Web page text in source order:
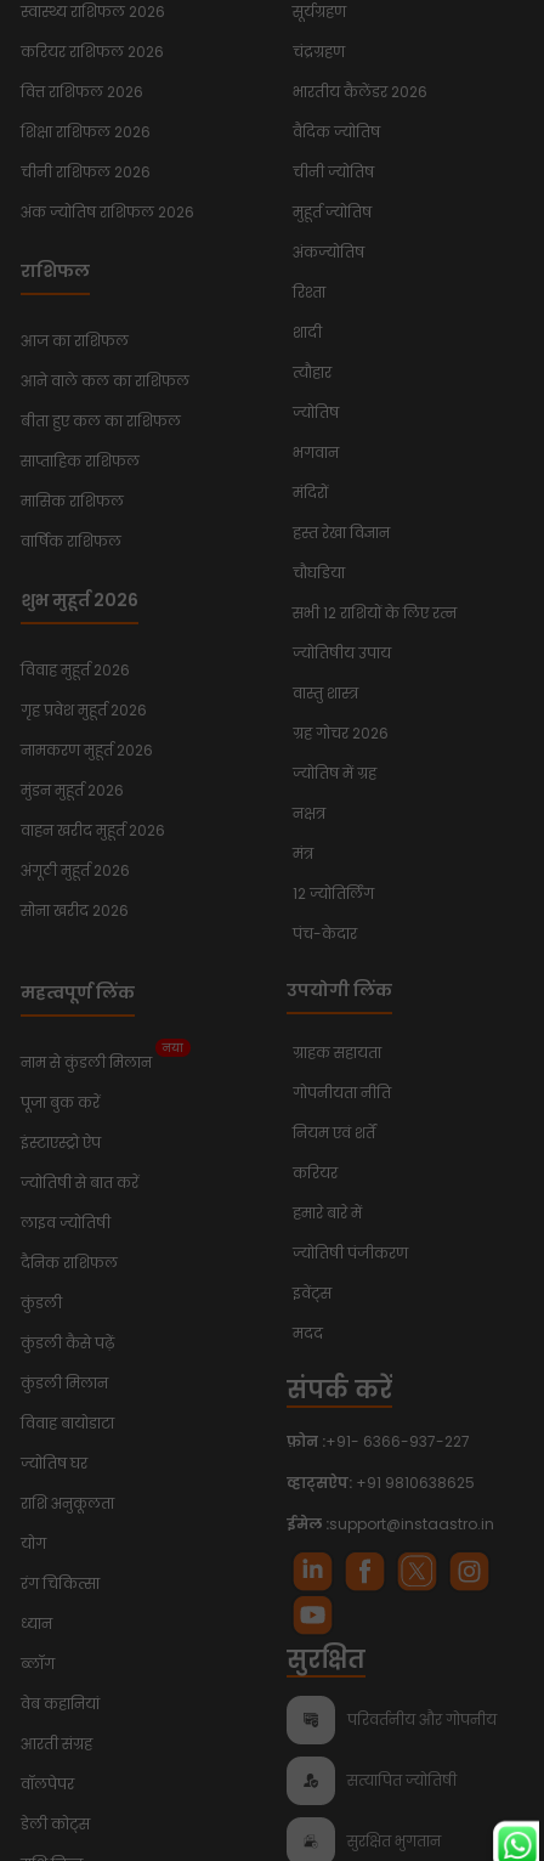
स्वास्थ्य राशिफल 2026
करियर राशिफल 2026
वित्त राशिफल 2026
शिक्षा राशिफल 2026
चीनी राशिफल 2026
अंक ज्योतिष राशिफल 2026
राशिफल
आज का राशिफल
आने वाले कल का राशिफल
बीता हुए कल का राशिफल
साप्ताहिक राशिफल
मासिक राशिफल
वार्षिक राशिफल
शुभ मुहूर्त 2026
विवाह मुहूर्त 2026
गृह प्रवेश मुहूर्त 2026
नामकरण मुहूर्त 2026
मुंडन मुहूर्त 2026
वाहन खरीद मुहूर्त 2026
अंगूठी मुहूर्त 2026
सोना खरीद 2026
सूर्यग्रहण
चंद्रग्रहण
भारतीय कैलेंडर 2026
वैदिक ज्योतिष
चीनी ज्योतिष
मुहूर्त ज्योतिष
अंकज्योतिष
रिश्ता
शादी
त्यौहार
ज्योतिष
भगवान
मंदिरों
हस्त रेखा विज्ञान
चौघडिया
सभी 12 राशियों के लिए रत्न
ज्योतिषीय उपाय
वास्तु शास्त्र
ग्रह गोचर 2026
ज्योतिष में ग्रह
नक्षत्र
मंत्र
12 ज्योतिर्लिंग
पंच-केदार
महत्वपूर्ण लिंक
नाम से कुंडली मिलान
नया
पूजा बुक करें
इंस्टाएस्ट्रो ऐप
ज्योतिषी से बात करें
लाइव ज्योतिषी
दैनिक राशिफल
कुंडली
कुंडली कैसे पढ़ें
कुंडली मिलान
विवाह बायोडाटा
ज्योतिष घर
राशि अनुकूलता
योग
रंग चिकित्सा
ध्यान
ब्लॉग
वेब कहानियां
आरती संग्रह
वॉलपेपर
डेली कोट्स
उपयोगी लिंक
ग्राहक सहायता
गोपनीयता नीति
नियम एवं शर्तें
करियर
हमारे बारे में
ज्योतिषी पंजीकरण
इवेंट्स
मदद
संपर्क करें
फ़ोन :+91- 6366-937-227
व्हाट्सऐप: +91 9810638625
ईमेल :support@instaastro.in
सुरक्षित
परिवर्तनीय और गोपनीय
सत्यापित ज्योतिषी
सुरक्षित भुगतान